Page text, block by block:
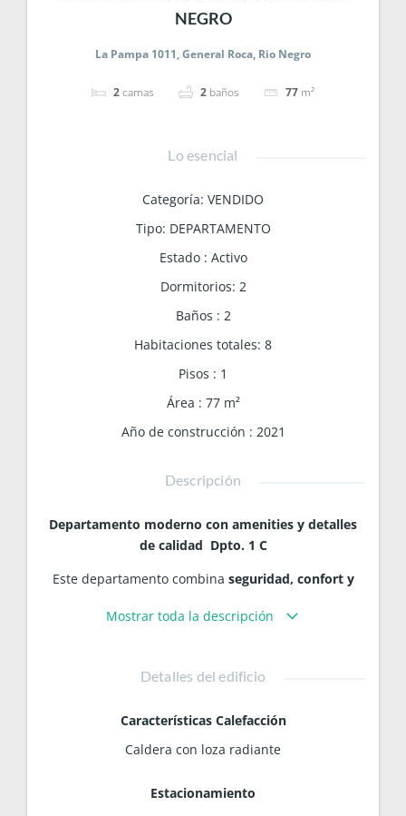
NEGRO
La Pampa 1011, General Roca, Rio Negro
2camas 2 baños 77 m²
Lo esencial
Categoría: VENDIDO
Tipo: DEPARTAMENTO
Estado : Activo
Dormitorios: 2
Baños : 2
Habitaciones totales: 8
Pisos : 1
Área : 77 m²
Año de construcción : 2021
Descripción
Departamento moderno con amenities y detalles
de calidad Dpto. 1 C
Este departamento combina seguridad, confort y
funcional y elegante.
Portero eléctrico con reconocimiento facial y
Ascensor
Sector de portería
Escaleras con pintura ignífuga, cumpliendo
Mostrar toda la descripción
Detalles del edificio
Características Calefacción
Caldera con loza radiante
Estacionamiento